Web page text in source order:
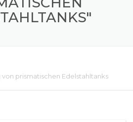
prismatischen Edelstahltanks